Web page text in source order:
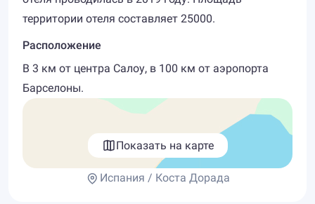
территории отеля составляет 25000.
Расположение
В 3 км от центра Салоу, в 100 км от аэропорта
Барселоны.
Показать на карте
Испания / Коста Дорада